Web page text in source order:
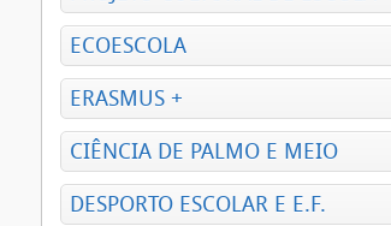
ECOESCOLA
ERASMUS +
CIÊNCIA DE PALMO E MEIO
DESPORTO ESCOLAR E E.F.